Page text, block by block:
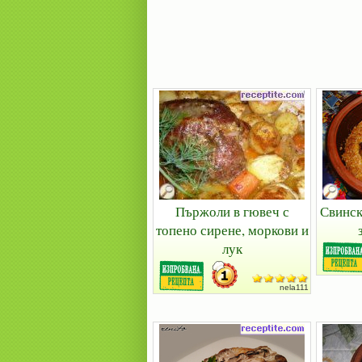
Пържоли в гювеч с
топено сирене, моркови и
лук
nela111